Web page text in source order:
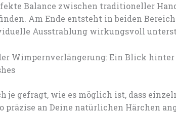
Balance zwischen traditioneller
Am Ende entsteht in beiden
Ausstrahlung wirkungsvoll
Wimpernverlängerung: Ein Blick
je gefragt, wie es möglich ist, dass
präzise an Deine natürlichen Härchen